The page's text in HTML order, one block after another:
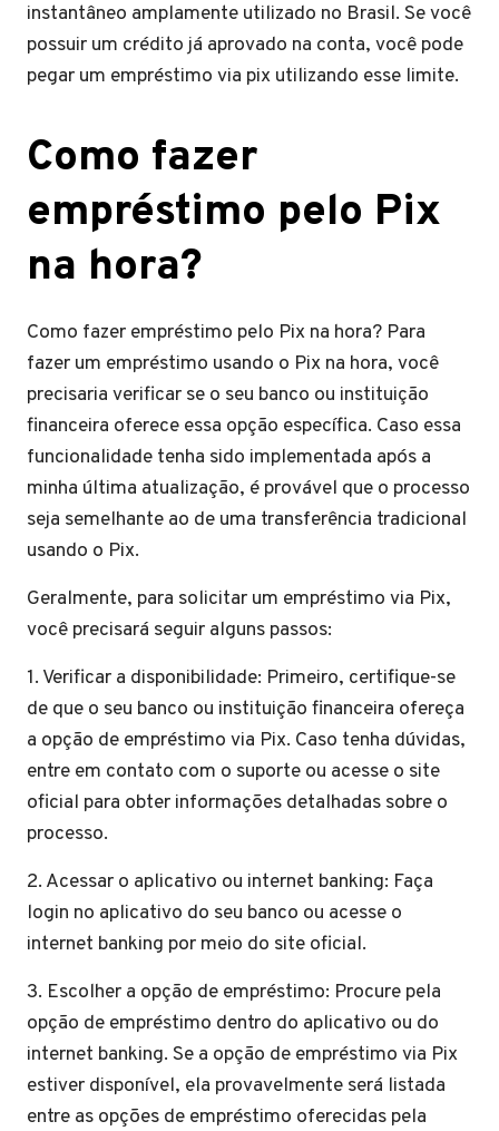
instantâneo amplamente utilizado no Brasil. Se você
possuir um crédito já aprovado na conta, você pode
pegar um empréstimo via pix utilizando esse limite.
Como fazer
empréstimo pelo Pix
na hora?
Como fazer empréstimo pelo Pix na hora? Para
fazer um empréstimo usando o Pix na hora, você
precisaria verificar se o seu banco ou instituição
financeira oferece essa opção específica. Caso essa
funcionalidade tenha sido implementada após a
minha última atualização, é provável que o processo
seja semelhante ao de uma transferência tradicional
usando o Pix.
Geralmente, para solicitar um empréstimo via Pix,
você precisará seguir alguns passos:
1. Verificar a disponibilidade: Primeiro, certifique-se
de que o seu banco ou instituição financeira ofereça
a opção de empréstimo via Pix. Caso tenha dúvidas,
entre em contato com o suporte ou acesse o site
oficial para obter informações detalhadas sobre o
processo.
2. Acessar o aplicativo ou internet banking: Faça
login no aplicativo do seu banco ou acesse o
internet banking por meio do site oficial.
3. Escolher a opção de empréstimo: Procure pela
opção de empréstimo dentro do aplicativo ou do
internet banking. Se a opção de empréstimo via Pix
estiver disponível, ela provavelmente será listada
entre as opções de empréstimo oferecidas pela